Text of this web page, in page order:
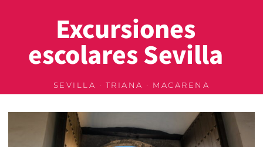
Excursiones
escolares Sevilla
SEVILLA · TRIANA · MACARENA